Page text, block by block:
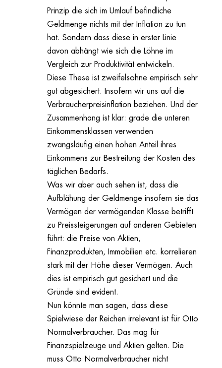
Prinzip die sich im Umlauf befindliche
Geldmenge nichts mit der Inflation zu tun
hat. Sondern dass diese in erster Linie
davon abhängt wie sich die Löhne im
Vergleich zur Produktivität entwickeln.
Diese These ist zweifelsohne empirisch sehr
gut abgesichert. Insofern wir uns auf die
Verbraucherpreisinflation beziehen. Und der
Zusammenhang ist klar: grade die unteren
Einkommensklassen verwenden
zwangsläufig einen hohen Anteil ihres
Einkommens zur Bestreitung der Kosten des
täglichen Bedarfs.
Was wir aber auch sehen ist, dass die
Aufblähung der Geldmenge insofern sie das
Vermögen der vermögenden Klasse betrifft
zu Preissteigerungen auf anderen Gebieten
führt: die Preise von Aktien,
Finanzprodukten, Immobilien etc. korrelieren
stark mit der Höhe dieser Vermögen. Auch
dies ist empirisch gut gesichert und die
Gründe sind evident.
Nun könnte man sagen, dass diese
Spielwiese der Reichen irrelevant ist für Otto
Normalverbraucher. Das mag für
Finanzspielzeuge und Aktien gelten. Die
muss Otto Normalverbraucher nicht